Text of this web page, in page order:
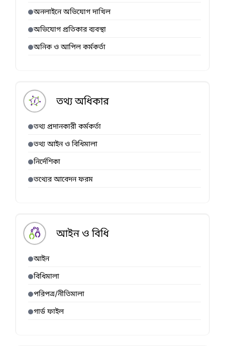
অনলাইনে অভিযোগ দাখিল
অভিযোগ প্রতিকার ব্যবস্থা
অনিক ও আপিল কর্মকর্তা
তথ্য অধিকার
তথ্য প্রদানকারী কর্মকর্তা
তথ্য আইন ও বিধিমালা
নির্দেশিকা
তথ্যের আবেদন ফরম
আইন ও বিধি
আইন
বিধিমালা
পরিপত্র/নীতিমালা
গার্ড ফাইল